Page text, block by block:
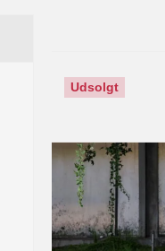
Udsolgt